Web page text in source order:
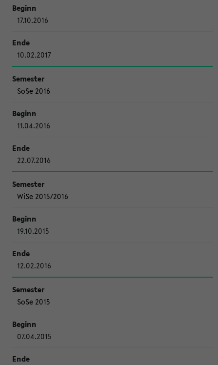
17.10.2016
10.02.2017
SoSe 2016
11.04.2016
22.07.2016
WiSe 2015/2016
19.10.2015
12.02.2016
SoSe 2015
07.04.2015